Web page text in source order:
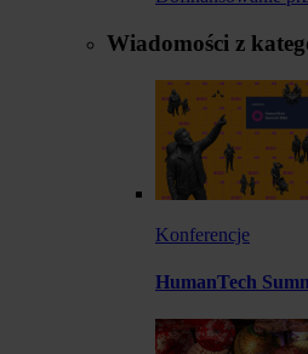
Wiadomości z
Konferencje
HumanTech